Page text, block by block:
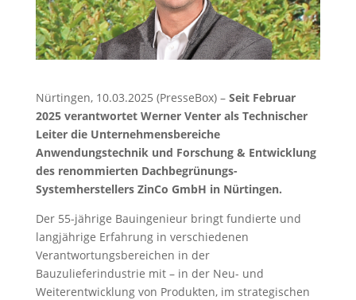
Nürtingen, 10.03.2025 (PresseBox) – Seit Februar
2025 verantwortet Werner Venter als Technischer
Leiter die Unternehmensbereiche
Anwendungstechnik und Forschung & Entwicklung
des renommierten Dachbegrünungs-
Systemherstellers ZinCo GmbH in Nürtingen.
Der 55-jährige Bauingenieur bringt fundierte und
langjährige Erfahrung in verschiedenen
Verantwortungsbereichen in der
Bauzulieferindustrie mit – in der Neu- und
Weiterentwicklung von Produkten, im strategischen